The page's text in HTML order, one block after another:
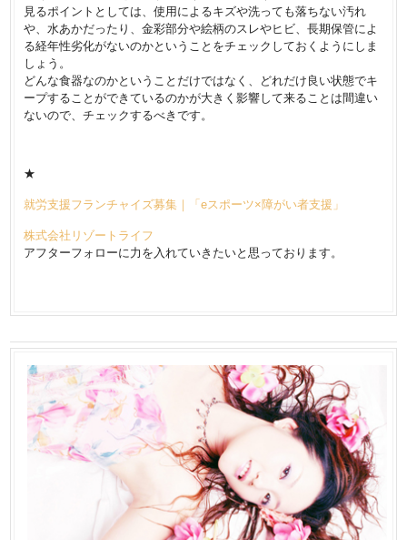
見るポイントとしては、使用によるキズや洗っても落ちない汚れ
や、水あかだったり、金彩部分や絵柄のスレやヒビ、長期保管によ
る経年性劣化がないのかということをチェックしておくようにしま
しょう。
どんな食器なのかということだけではなく、どれだけ良い状態でキ
ープすることができているのかが大きく影響して来ることは間違い
ないので、チェックするべきです。
★
就労支援フランチャイズ募集｜「eスポーツ×障がい者支援」
株式会社リゾートライフ
アフターフォローに力を入れていきたいと思っております。